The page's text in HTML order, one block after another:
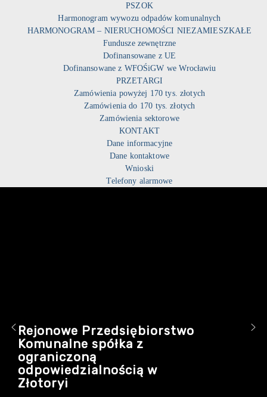
PSZOK
Harmonogram wywozu odpadów komunalnych
HARMONOGRAM – NIERUCHOMOŚCI NIEZAMIESZKAŁE
Fundusze zewnętrzne
Dofinansowane z UE
Dofinansowane z WFOŚiGW we Wrocławiu
PRZETARGI
Zamówienia powyżej 170 tys. złotych
Zamówienia do 170 tys. złotych
Zamówienia sektorowe
KONTAKT
Dane informacyjne
Dane kontaktowe
Wnioski
Telefony alarmowe
Rejonowe Przedsiębiorstwo
Komunalne spółka z
ograniczoną
odpowiedzialnością w
Złotoryi